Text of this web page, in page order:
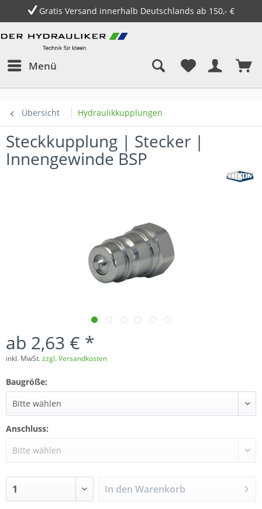
Gratis Versand innerhalb Deutschlands ab 150,- €
Menü
Übersicht Hydraulikkupplungen
Steckkupplung | Stecker |
Innengewinde BSP
ab 2,63 € *
inkl. MwSt.zzgl. Versandkosten
Baugröße:
Anschluss:
In den Warenkorb